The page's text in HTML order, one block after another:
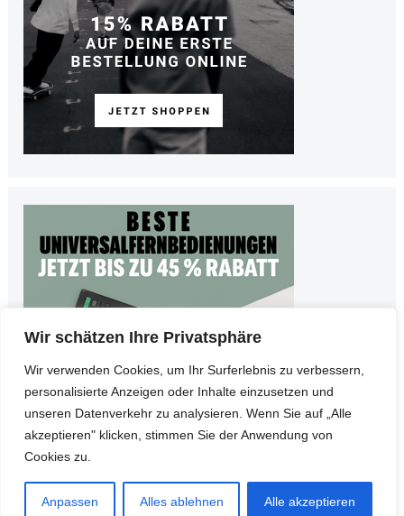
Wir schätzen Ihre Privatsphäre
Wir verwenden Cookies, um Ihr Surferlebnis zu verbessern,
personalisierte Anzeigen oder Inhalte einzusetzen und
unseren Datenverkehr zu analysieren. Wenn Sie auf „Alle
akzeptieren" klicken, stimmen Sie der Anwendung von
Cookies zu.
Anpassen Alles ablehnen Alle akzeptieren